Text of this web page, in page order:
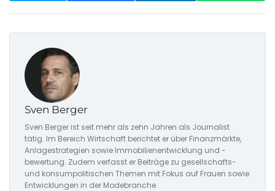
Sven Berger
Sven Berger ist seit mehr als zehn Jahren als Journalist
tätig. Im Bereich Wirtschaft berichtet er über Finanzmärkte,
Anlagestrategien sowie Immobilienentwicklung und -
bewertung. Zudem verfasst er Beiträge zu gesellschafts-
und konsumpolitischen Themen mit Fokus auf Frauen sowie
Entwicklungen in der Modebranche.